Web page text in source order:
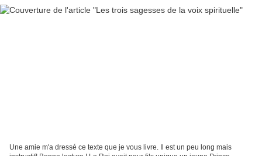
Une amie m'a dressé ce texte que je vous livre. Il est un peu long mais